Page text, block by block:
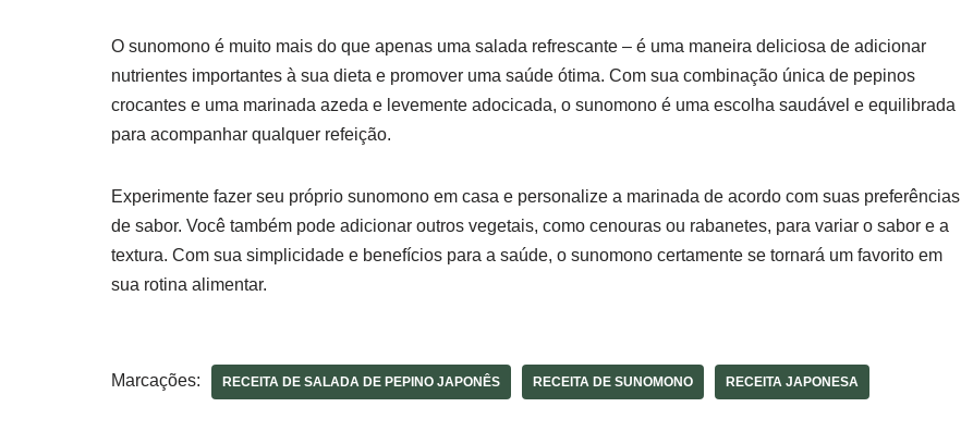
O sunomono é muito mais do que apenas uma salada refrescante – é uma maneira deliciosa de adicionar
nutrientes importantes à sua dieta e promover uma saúde ótima. Com sua combinação única de pepinos
crocantes e uma marinada azeda e levemente adocicada, o sunomono é uma escolha saudável e equilibrada
para acompanhar qualquer refeição.
Experimente fazer seu próprio sunomono em casa e personalize a marinada de acordo com suas preferências
de sabor. Você também pode adicionar outros vegetais, como cenouras ou rabanetes, para variar o sabor e a
textura. Com sua simplicidade e benefícios para a saúde, o sunomono certamente se tornará um favorito em
sua rotina alimentar.
Marcações: RECEITA DE SALADA DE PEPINO JAPONÊS RECEITA DE SUNOMONO RECEITA JAPONESA